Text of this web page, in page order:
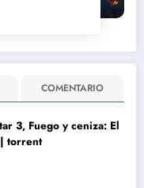
COMENTARIO
3, Fuego y ceniza: El
torrent